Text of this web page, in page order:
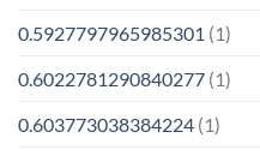
0.5927797965985301 (1)
0.6022781290840277 (1)
0.603773038384224 (1)